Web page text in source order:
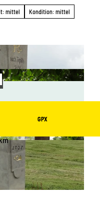
mittel
Kondition: mittel
Grunow, Tourismusverband Sächsisch
e Schweiz
GPX